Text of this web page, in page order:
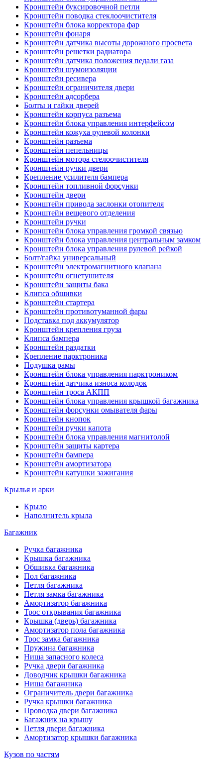
Кронштейн буксировочной петли
Кронштейн поводка стеклоочистителя
Кронштейн блока корректора фар
Кронштейн фонаря
Кронштейн датчика высоты дорожного просвета
Кронштейн решетки радиатора
Кронштейн датчика положения педали газа
Кронштейн шумоизоляции
Кронштейн ресивера
Кронштейн ограничителя двери
Кронштейн адсорбера
Болты и гайки дверей
Кронштейн корпуса разъема
Кронштейн блока управления интерфейсом
Кронштейн кожуха рулевой колонки
Кронштейн разъема
Кронштейн пепельницы
Кронштейн мотора стелоочистителя
Кронштейн ручки двери
Крепление усилителя бампера
Кронштейн топливной форсунки
Кронштейн двери
Кронштейн привода заслонки отопителя
Кронштейн вещевого отделения
Кронштейн ручки
Кронштейн блока управления громкой связью
Кронштейн блока управления центральным замком
Кронштейн блока управления рулевой рейкой
Болт/гайка универсальный
Кронштейн электромагнитного клапана
Кронштейн огнетушителя
Кронштейн защиты бака
Клипса обшивки
Кронштейн стартера
Кронштейн противотуманной фары
Подставка под аккумулятор
Кронштейн крепления груза
Клипса бампера
Кронштейн раздатки
Крепление парктроника
Подушка рамы
Кронштейн блока управления парктроником
Кронштейн датчика износа колодок
Кронштейн троса АКПП
Кронштейн блока управления крышкой багажника
Кронштейн форсунки омывателя фары
Кронштейн кнопок
Кронштейн ручки капота
Кронштейн блока управления магнитолой
Кронштейн защиты картера
Кронштейн бампера
Кронштейн амортизатора
Кронштейн катушки зажигания
Крылья и арки
Крыло
Наполнитель крыла
Багажник
Ручка багажника
Крышка багажника
Обшивка багажника
Пол багажника
Петля багажника
Петля замка багажника
Амортизатор багажника
Трос открывания багажника
Крышка (дверь) багажника
Амортизатор пола багажника
Трос замка багажника
Пружина багажника
Ниша запасного колеса
Ручка двери багажника
Доводчик крышки багажника
Ниша багажника
Ограничитель двери багажника
Ручка крышки багажника
Проводка двери багажника
Багажник на крышу
Петля двери багажника
Амортизатор крышки багажника
Кузов по частям